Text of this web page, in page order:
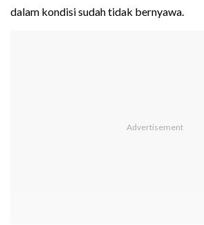
dalam kondisi sudah tidak bernyawa.